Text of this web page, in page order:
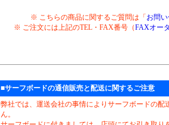
※ こちらの商品に関するご質問は「 お問
※ ご注文には上記のTEL・FAX番号（FAXオー
■サーフボードの通信販売と配送に関するご注意
弊社では、運送会社の事情によりサーフボードの
ん。